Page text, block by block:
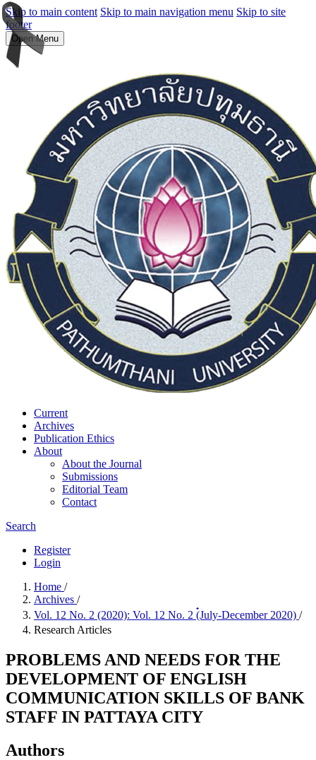
Skip to main content Skip to main navigation menu Skip to site
footer
Open Menu
Current
Archives
Publication Ethics
About
About the Journal
Submissions
Editorial Team
Contact
Search
Register
Login
Home /
Archives /
Vol. 12 No. 2 (2020): Vol. 12 No. 2 (๋July-December 2020) /
Research Articles
PROBLEMS AND NEEDS FOR THE
DEVELOPMENT OF ENGLISH
COMMUNICATION SKILLS OF BANK
STAFF IN PATTAYA CITY
Authors